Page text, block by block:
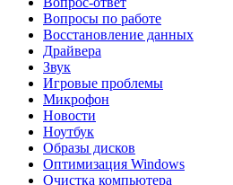
Вопросы по работе
Восстановление данных
Драйвера
Звук
Игровые проблемы
Микрофон
Новости
Ноутбук
Образы дисков
Оптимизация Windows
Очистка компьютера